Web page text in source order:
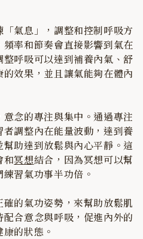
「氣息」，調整和控制呼吸方
率和節奏會直接影響到氣在
呼吸可以達到補養內氣、舒
效果，並且讓氣能夠在體內
念的專注與集中。通過專注
調整內在能量波動，達到養
助達到放鬆與內心平靜。這
和冥想結合，因為冥想可以幫
習氣功事半功倍。
的氣功姿勢，來幫助放鬆肌
合意念與呼吸，促進內外的
的狀態。